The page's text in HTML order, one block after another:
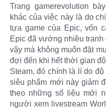
Trang gamerevolution
khác của việc này là do
tựa game của Epic, vốn
Epic đã vướng nhiều
vậy mà không muốn đặt
đợi đến khi hết thời gian
Steam, đó chính là lí do
siêu phẩm mới này giảm
theo những số liệu mới
người xem livestream